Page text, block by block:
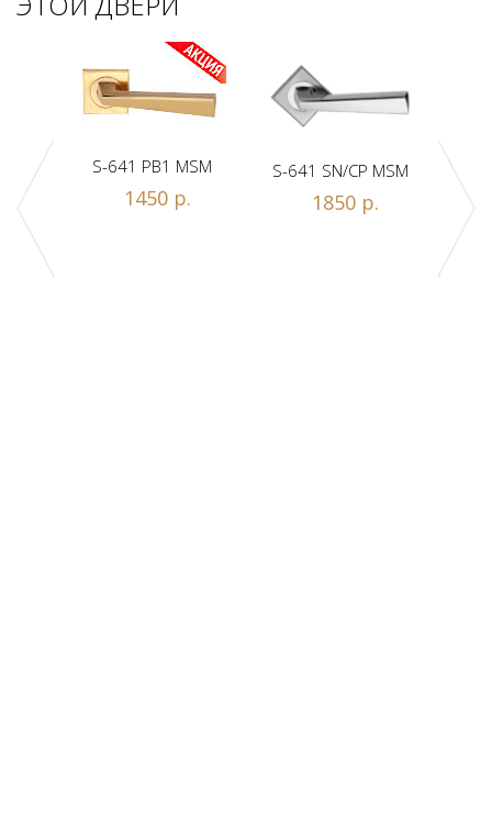
A
S-641 PB1 MSM
1450 р.
S-641 SN/CP MSM
1850 р.